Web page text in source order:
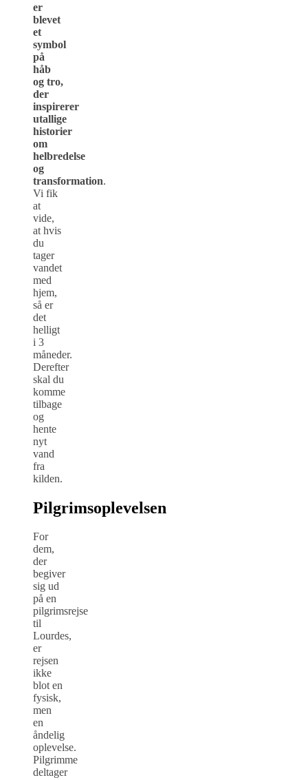
er
blevet
et
symbol
på
håb
og tro,
der
inspirerer
utallige
historier
om
helbredelse
og
transformation.
Vi fik
at
vide,
at hvis
du
tager
vandet
med
hjem,
så er
det
helligt
i 3
måneder.
Derefter
skal du
komme
tilbage
og
hente
nyt
vand
fra
kilden.
Pilgrimsoplevelsen
For
dem,
der
begiver
sig ud
på en
pilgrimsrejse
til
Lourdes,
er
rejsen
ikke
blot en
fysisk,
men
en
åndelig
oplevelse.
Pilgrimme
deltager